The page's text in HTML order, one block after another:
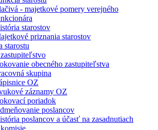
- majetkové pomery verejného
starostov
priznania starostov
starostu
obecného zastupiteľstva
skupina
OZ
záznamy OZ
poriadok
poslancov
poslancov a účasť na zasadnutiach